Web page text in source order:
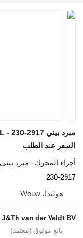
السعر عند الطلب
أجزاء المحرك - مبرد بيني
230-2917
هولندا، Wouw
J&Th van der Veldt BV